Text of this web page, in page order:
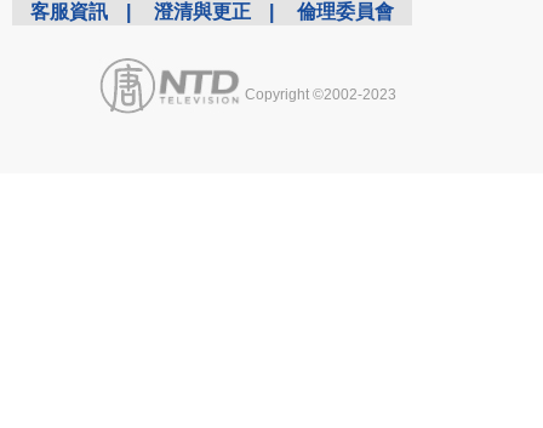
客服資訊 澄清與更正 倫理委員會
Copyright ©2002-2023